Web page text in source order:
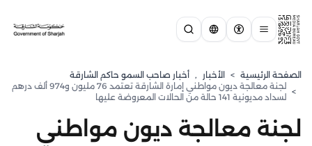
الصفحة الرئيسية > الأخبار , أخبار صاحب السمو حاكم الشارقة
>
لجنة معالجة ديون مواطني إمارة الشارقة تعتمد 76 مليون و974 ألف درهم
لسداد مديونية 141 حالة من الحالات المعروضة عليها
لجنة معالجة ديون مواطني